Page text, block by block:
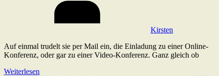
Kirsten
Auf einmal trudelt sie per Mail ein, die Einladung zu einer Online-
Konferenz, oder gar zu einer Video-Konferenz. Ganz gleich ob
Weiterlesen